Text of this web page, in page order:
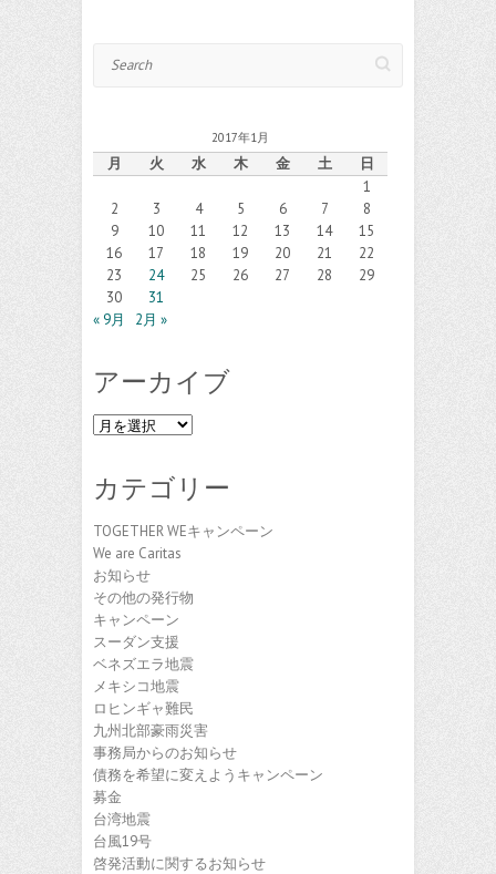
2017年1月
月 火 水 木 金 土
日
1
2
3 4 5 6 7
8
9
10 11 12 13 14
15
16
17 18 19 20 21
22
23
24 25 26 27 28
29
30
31
« 9月
2月 »
アーカイブ
ア
イ
カテゴリー
TOGETHER WEキャンペーン
We are Caritas
お知らせ
その他の発行物
キャンペーン
スーダン支援
ベネズエラ地震
メキシコ地震
ロヒンギャ難民
九州北部豪雨災害
事務局からのお知らせ
債務を希望に変えようキャンペーン
募金
台湾地震
台風19号
啓発活動に関するお知らせ